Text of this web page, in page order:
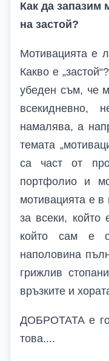
Как да запазим
на застой?
Мотивацията е
Какво е
убеден съм, че
всекидневно,
намалява, а
темата
са част от
портфолио и
мотивацията е в
за всеки, който
който сам е
наполовина
грижлив
връзките и
ДОБРОТАТА е
това....